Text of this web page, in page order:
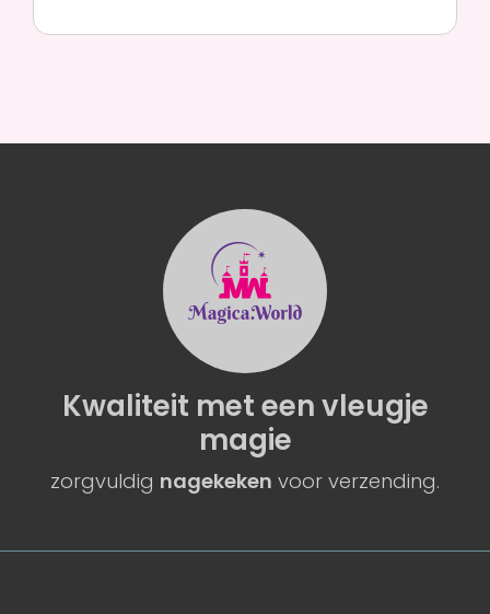
Kwaliteit met eenvleugje
magie
zorgvuldig nagekeken voor verzending.